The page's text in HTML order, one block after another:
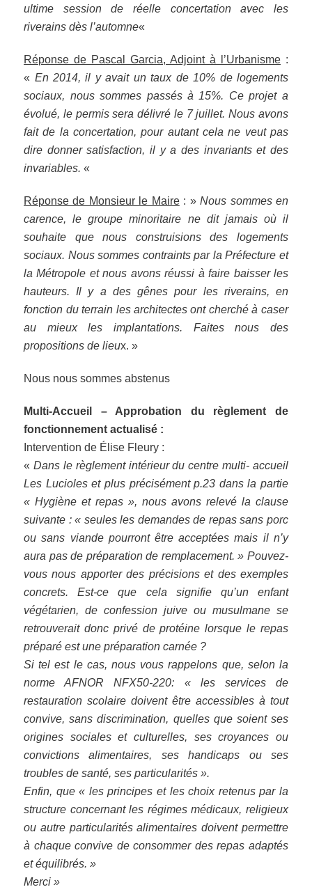
ultime session de réelle concertation avec les
riverains dès l’automne«
Réponse de Pascal Garcia, Adjoint à l’Urbanisme:
« En 2014, il y avait un taux de 10% de logements
sociaux, nous sommes passés à 15%. Ce projet a
évolué, le permis sera délivré le 7 juillet. Nous avons
fait de la concertation, pour autant cela ne veut pas
dire donner satisfaction, il y a des invariants et des
invariables. «
Réponse de Monsieur le Maire: »Nous sommes en
carence, le groupe minoritaire ne dit jamais où il
souhaite que nous construisions des logements
sociaux. Nous sommes contraints par la Préfecture et
la Métropole et nous avons réussi à faire baisser les
hauteurs. Il y a des gênes pour les riverains, en
fonction du terrain les architectes ont cherché à caser
au mieux les implantations. Faites nous des
propositions de lieux. »
Nous nous sommes abstenus
Multi-Accueil – Approbation du règlement de
fonctionnement actualisé :
Intervention de Élise Fleury :
« Dans le règlement intérieur du centre multi- accueil
Les Lucioles et plus précisément p.23 dans la partie
« Hygiène et repas », nous avons relevé la clause
suivante : « seules les demandes de repas sans porc
ou sans viande pourront être acceptées mais il n’y
aura pas de préparation de remplacement. » Pouvez-
vous nous apporter des précisions et des exemples
concrets. Est-ce que cela signifie qu’un enfant
végétarien, de confession juive ou musulmane se
retrouverait donc privé de protéine lorsque le repas
préparé est une préparation carnée ?
Si tel est le cas, nous vous rappelons que, selon la
norme AFNOR NFX50-220: « les services de
restauration scolaire doivent être accessibles à tout
convive, sans discrimination, quelles que soient ses
origines sociales et culturelles, ses croyances ou
convictions alimentaires, ses handicaps ou ses
troubles de santé, ses particularités ».
Enfin, que « les principes et les choix retenus par la
structure concernant les régimes médicaux, religieux
ou autre particularités alimentaires doivent permettre
à chaque convive de consommer des repas adaptés
et équilibrés. »
Merci »